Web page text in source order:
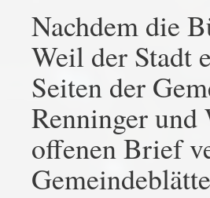
Nachdem die
Weil der Stadt
Seiten der
Renninger und
offenen Brief